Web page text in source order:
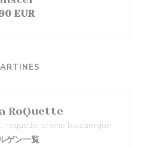
EUR
RoQuette
roquette, crème balsamique
ゲン一覧